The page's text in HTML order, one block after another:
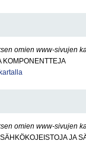
omien www-sivujen
KOMPONENTTEJA
omien www-sivujen
JA